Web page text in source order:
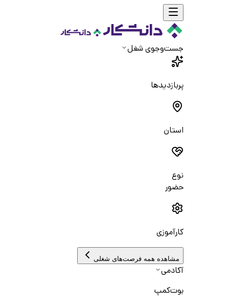
جست‌و‌جوی شغل
پربازدیدها
استان
نوع
حضور
کارآموزی
مشاهده همه فرصت‌های شغلی
آکادمی
بوت‌کمپ